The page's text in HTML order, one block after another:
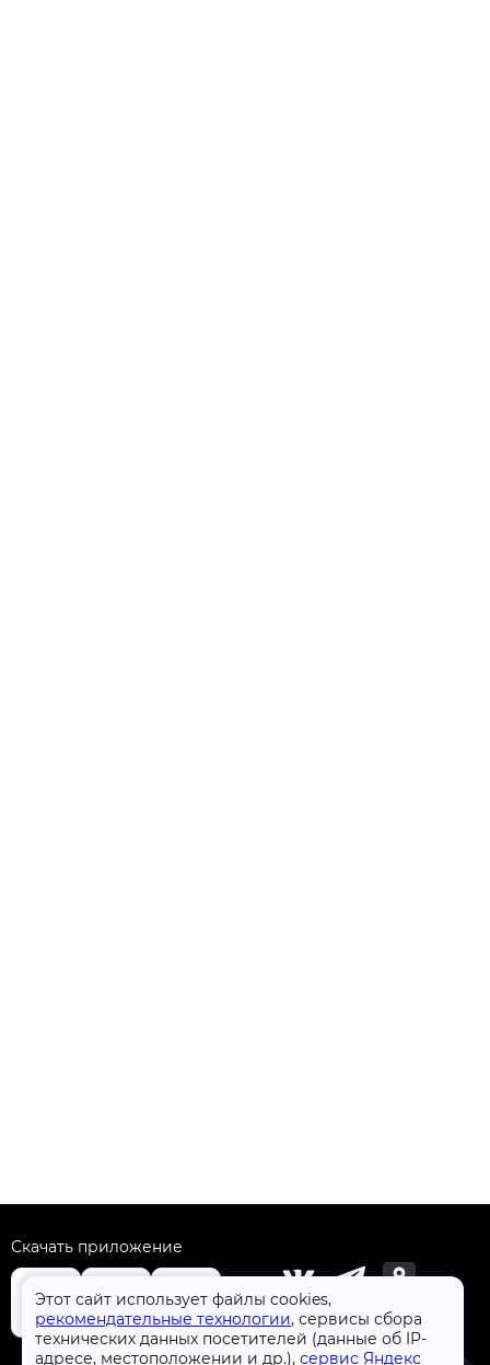
Этот сайт использует файлы cookies,
рекомендательные технологии, сервисы сбора
технических данных посетителей (данные об IP-
адресе, местоположении и др.), сервис Яндекс
Скачать приложение
+7 (4832) 31-77-77